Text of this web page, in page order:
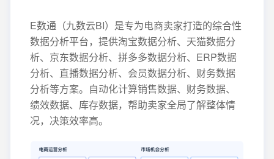
E数通（九数云BI）是专为电商卖家打造的综合性
数据分析平台，提供淘宝数据分析、天猫数据分
析、京东数据分析、拼多多数据分析、ERP数据
分析、直播数据分析、会员数据分析、财务数据
分析等方案。自动化计算销售数据、财务数据、
绩效数据、库存数据，帮助卖家全局了解整体情
况，决策效率高。